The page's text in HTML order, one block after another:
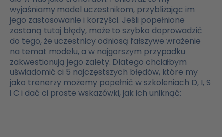
wyjaśniamy model uczestnikom, przybliżając im
jego zastosowanie i korzyści. Jeśli popełnione
zostaną tutaj błędy, może to szybko doprowadzić
do tego, że uczestnicy odniosą fałszywe wrażenie
na temat modelu, a w najgorszym przypadku
zakwestionują jego zalety. Dlatego chciałbym
uświadomić ci 5 najczęstszych błędów, które my
jako trenerzy możemy popełnić w szkoleniach D, I, S
i C i dać ci proste wskazówki, jak ich uniknąć: